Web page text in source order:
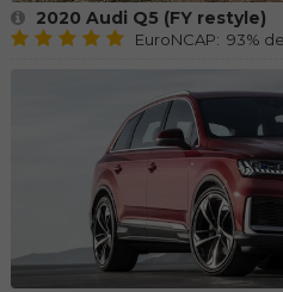
2020 Audi Q5 (FY restyle)
EuroNCAP: 93%